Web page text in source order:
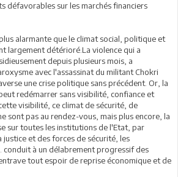
défavorables sur les marchés financiers
alarmante que le climat social, politique et
largement détérioré.La violence qui a
depuis plusieurs mois, a
avec l'assassinat du militant Chokri
une crise politique sans précédent. Or, la
redémarrer sans visibilité, confiance et
visibilité, ce climat de sécurité, de
sont pas au rendez-vous, mais plus encore, la
sur toutes les institutions de l'Etat, par
et des forces de sécurité, les
à un délabrement progressif des
tout espoir de reprise économique et de